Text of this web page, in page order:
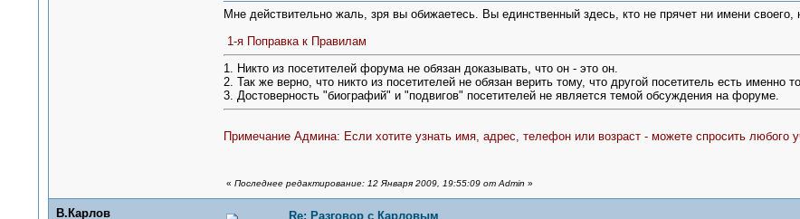
Мне действительно жаль, зря вы обижаетесь. Вы единственный здесь, кто не прячет ни имени
1-я Поправка к Правилам
1. Никто из посетителей форума не обязан доказывать, что он - это он.
2. Так же верно, что никто из посетителей не обязан верить тому, что другой посетитель есть именно
3. Достоверность "биографий" и "подвигов" посетителей не является темой обсуждения на форуме.
Примечание Админа: Если хотите узнать имя, адрес, телефон или возраст - можете спросить любого
« Последнее редактирование: 12 Января 2009, 19:55:09 от Admin »
В.Карлов Re: Разговор с Карловым